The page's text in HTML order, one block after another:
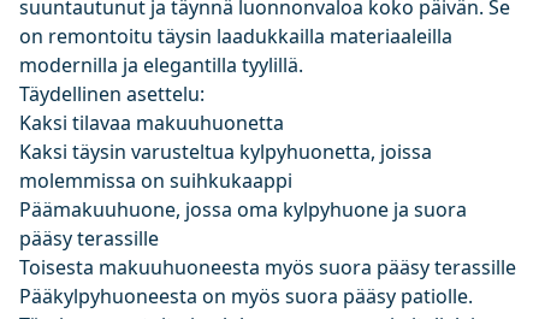
suuntautunut ja täynnä luonnonvaloa koko päivän. Se
on remontoitu täysin laadukkailla materiaaleilla
modernilla ja elegantilla tyylillä.
Täydellinen asettelu:
Kaksi tilavaa makuuhuonetta
Kaksi täysin varusteltua kylpyhuonetta, joissa
molemmissa on suihkukaappi
Päämakuuhuone, jossa oma kylpyhuone ja suora
pääsy terassille
Toisesta makuuhuoneesta myös suora pääsy terassille
Pääkylpyhuoneesta on myös suora pääsy patiolle.